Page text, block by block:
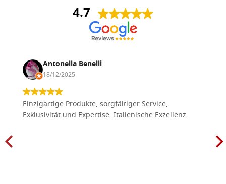
4.7
Antonella Benelli
18/12/2025
Einzigartige Produkte, sorgfältiger Service,
Exklusivität und Expertise. Italienische Exzellenz.